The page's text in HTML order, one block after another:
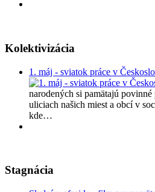
Kolektivizácia
1. máj - sviatok práce v
narodených si pamätajú
uliciach našich miest a obcí v
kde…
Stagnácia